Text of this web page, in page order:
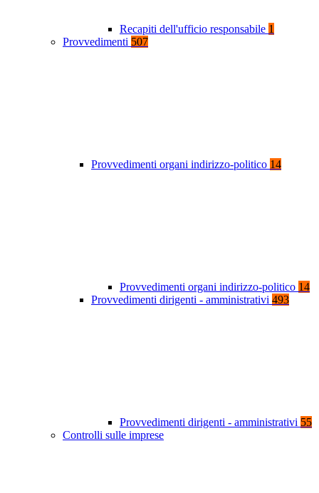
Recapiti dell'ufficio responsabile 1
Provvedimenti 507
Provvedimenti organi indirizzo-politico 14
Provvedimenti organi indirizzo-politico 14
Provvedimenti dirigenti - amministrativi 493
Provvedimenti dirigenti - amministrativi 55
Controlli sulle imprese